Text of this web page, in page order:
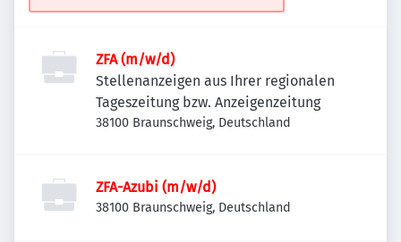
ZFA (m/w/d)
Stellenanzeigen aus Ihrer regionalen
Tageszeitung bzw. Anzeigenzeitung
38100 Braunschweig, Deutschland
ZFA-Azubi (m/w/d)
38100 Braunschweig, Deutschland